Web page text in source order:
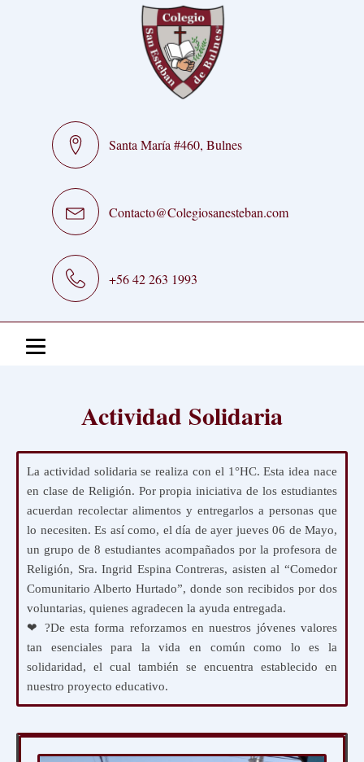
Santa María #460, Bulnes
Contacto@Colegiosanesteban.com
+56 42 263 1993
Actividad Solidaria
La actividad solidaria se realiza con el 1°HC. Esta idea nace
en clase de Religión. Por propia iniciativa de los estudiantes
acuerdan recolectar alimentos y entregarlos a personas que
lo necesiten. Es así como, el día de ayer jueves 06 de Mayo,
un grupo de 8 estudiantes acompañados por la profesora de
Religión, Sra. Ingrid Espina Contreras, asisten al “Comedor
Comunitario Alberto Hurtado”, donde son recibidos por dos
voluntarias, quienes agradecen la ayuda entregada.
❤ ?De esta forma reforzamos en nuestros jóvenes valores
tan esenciales para la vida en común como lo es la
solidaridad, el cual también se encuentra establecido en
nuestro proyecto educativo.